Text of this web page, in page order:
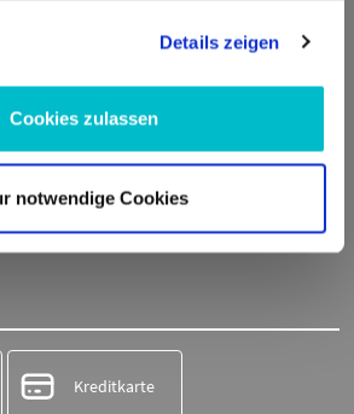
Details zeigen
Cookies zulassen
notwendige Cookies
Trusted Shops
Kreditkarte